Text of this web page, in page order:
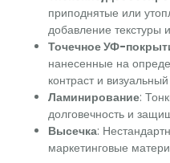
приподнятые или
добавление текстуры
Точечное УФ-
нанесенные на
контраст и
Ламинирование:
долговечность и
Высечка:
маркетинговые